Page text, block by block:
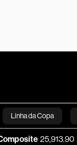
Linha da Copa
Inovação
25,913.90